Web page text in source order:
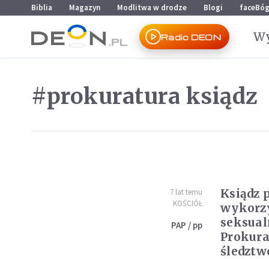
Przejdź do menu głównego
Przejdź do treści
Biblia Magazyn Modlitwa w drodze Blogi faceBóg
Radio DEON
#prokuratura ksiądz
7 lat temu
KOŚCIÓŁ
PAP / pp
Ksiądz